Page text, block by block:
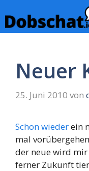
Inhalt
springen
Neuer
25. Juni 2010 von
Schon wiederein
mal
der neue wird
ferner Zukunft